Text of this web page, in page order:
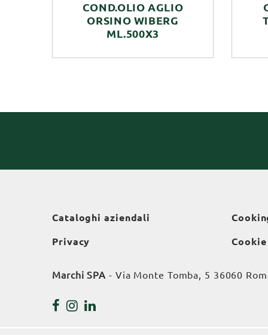
COND.OLIO AGLIO
ORSINO WIBERG
ML.500X3
Cataloghi aziendali
Privacy
Marchi SPA - Via Monte Tomba, 5 36060